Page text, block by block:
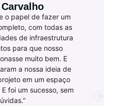
o papel de fazer um
com todas as
de infraestrutura
para que nosso
muito bem. E
a nossa ideia de
em um espaço
foi um sucesso, sem